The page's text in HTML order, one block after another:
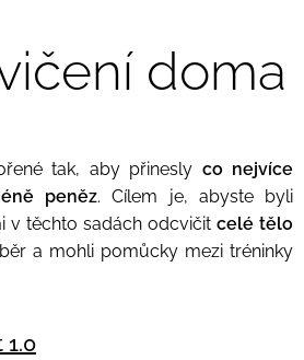
doma
tak, aby přinesly co nejvíce
peněz. Cílem je, abyste byli
v těchto sadách odcvičit celé tělo
a mohli pomůcky mezi tréninky